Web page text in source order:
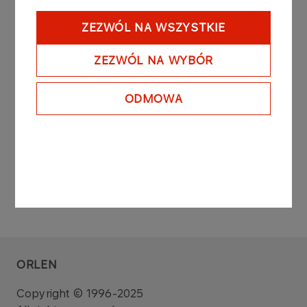
ZEZWÓL NA WSZYSTKIE
ZEZWÓL NA WYBÓR
ODMOWA
approximately PLN 2,363,417,310 based on
CZK/PLN average exchange rates as of
December 13th 2006, as stated by the National
Bank of Poland).
PKN ORLEN considers the Agrofert Holding a.s.
claim to be groundless.
ORLEN
Copyright © 1996-2025